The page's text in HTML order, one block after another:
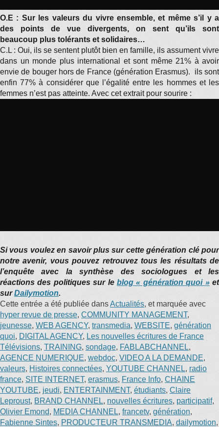
O.E : Sur les valeurs du vivre ensemble, et même s’il y a
des points de vue divergents, on sent qu’ils sont
beaucoup plus tolérants et solidaires…
C.L : Oui, ils se sentent plutôt bien en famille, ils assument vivre
dans un monde plus international et sont même 21% à avoir
envie de bouger hors de France (génération Erasmus). ils sont
enfin 77% à considérer que l’égalité entre les hommes et les
femmes n’est pas atteinte. Avec cet extrait pour sourire :
Si vous voulez en savoir plus sur cette génération clé pour
notre avenir, vous pouvez retrouvez tous les résultats de
l’enquête avec la synthèse des sociologues et les
réactions des politiques sur le blog « génération quoi »et
surDailymotion.
Cette entrée a été publiée dansActualités, et marquée avec
hyper revue de presse, COMMUNITY MANAGEMENT,
jeunesse, WEB AGENCY, transmedia, WEBSITE, génération
quoi, DIGITAL AGENCY, Les nouvelles écritures de France
Télévisions, TRAINING, sondage, FABLABCHANNEL,
AGENCE NUMERIQUE, webdoc, VIDEO A LA DEMANDE,
valeurs, Histoires connectées, YOUTUBE CHANNEL, radio
france, SITE INTERNET, erasmus, France Info, CHAINE
YOUTUBE, jeudi, ENTERTAINMENT, étudiants, Claire
Leproust, BRAND CHANNEL, nouvelles écritures, participatif,
Olivier Emond, MEDIA CHANNEL, francetv, génération,
Fabienne Sintes, PRODUCTEUR TRANSMEDIA, dailymotion,